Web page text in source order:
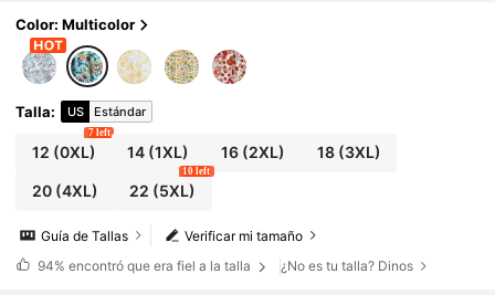
Color: Multicolor
Talla: US Estándar
12 (0XL)
7 left
14 (1XL) 16(2XL) 18(3XL)
20(4XL) 22 (5XL)
10 left
Verificar mi tamaño
Guía de Tallas
94% encontró que era fiel a la talla ¿No es tu talla? Dinos